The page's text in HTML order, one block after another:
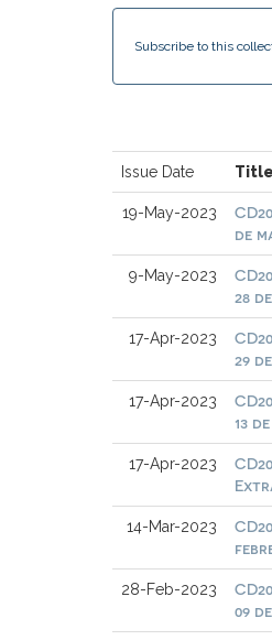
Subscribe to this
Issue Date Title
19-May-2023
de
9-May-2023
28
17-Apr-2023
29
17-Apr-2023
13
17-Apr-2023
14-Mar-2023
28-Feb-2023
09